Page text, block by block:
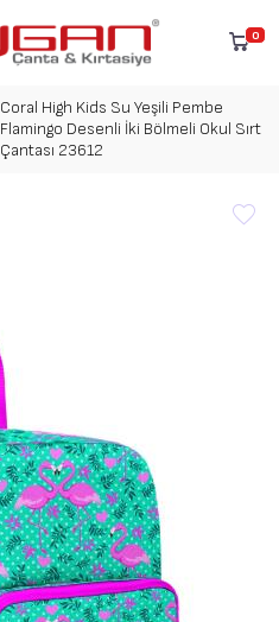
0
Coral High Kids Su Yeşili Pembe
Flamingo Desenli İki Bölmeli Okul Sırt
Çantası 23612